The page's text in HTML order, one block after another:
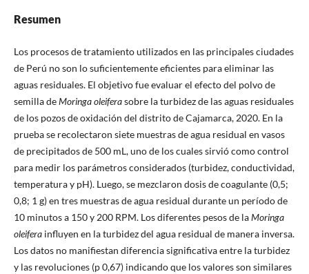
Resumen
Los procesos de tratamiento utilizados en las principales ciudades
de Perú no son lo suficientemente eficientes para eliminar las
aguas residuales. El objetivo fue evaluar el efecto del polvo de
semilla deMoringa oleiferasobre la turbidez de las aguas residuales
de los pozos de oxidación del distrito de Cajamarca, 2020. En la
prueba se recolectaron siete muestras de agua residual en vasos
de precipitados de 500 mL, uno de los cuales sirvió como control
para medir los parámetros considerados (turbidez, conductividad,
temperatura y pH). Luego, se mezclaron dosis de coagulante (0,5;
0,8; 1 g) en tres muestras de agua residual durante un período de
10 minutos a 150 y 200 RPM. Los diferentes pesos de laMoringa
oleiferainfluyen en la turbidez del agua residual de manera inversa.
Los datos no manifiestan diferencia significativa entre la turbidez
y las revoluciones (p 0,67) indicando que los valores son similares